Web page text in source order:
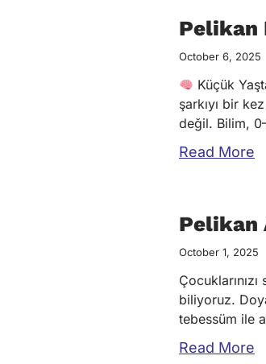
Pelikan
October 6, 2025
Küçük
şarkıyı bir
değil. Bilim,
Read More
Pelikan
October 1, 2025
biliyoruz.
tebessüm ile
Read More